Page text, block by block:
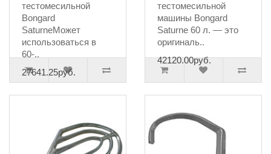
тестомесильной
Bongard
SaturneМожет
использоваться в
60-..
27641.25руб.
тестомесильной
машины Bongard
Saturne 60 л. — это
оригиналь..
42120.00руб.